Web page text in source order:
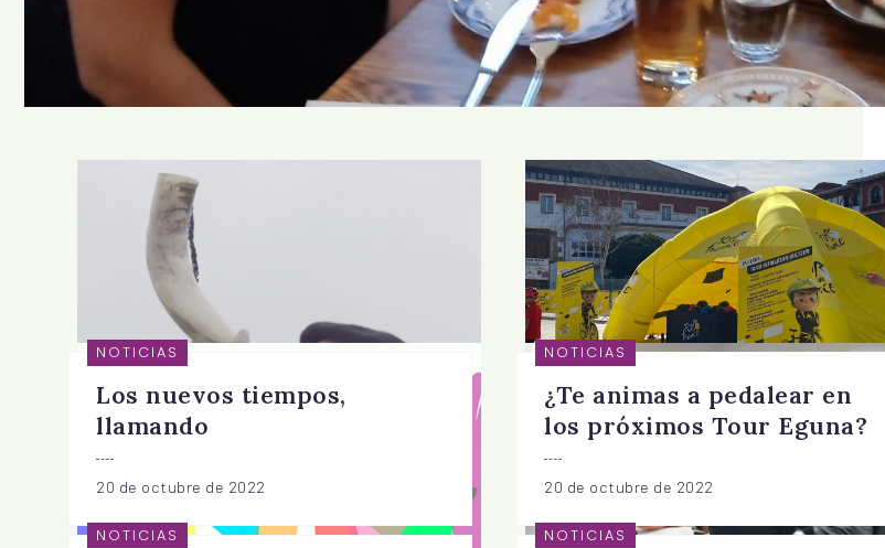
NOTICIAS
Los nuevos tiempos,
llamando
20 de octubre de 2022
NOTICIAS
¿Te animas a pedalear en
los próximos Tour Eguna?
20 de octubre de 2022
NOTICIAS
NOTICIAS